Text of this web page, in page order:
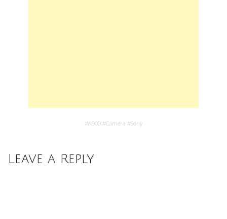
#A900 #Camera #Sony
Leave a Reply